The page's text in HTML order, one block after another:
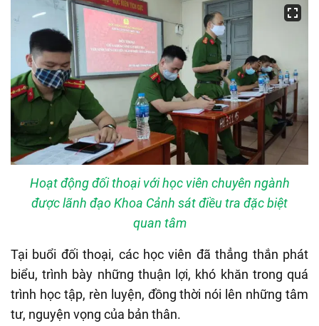
Hoạt động đối thoại với học viên chuyên ngành
được lãnh đạo Khoa Cảnh sát điều tra đặc biệt
quan tâm
Tại buổi đối thoại, các học viên đã thẳng thắn phát
biểu, trình bày những thuận lợi, khó khăn trong quá
trình học tập, rèn luyện, đồng thời nói lên những tâm
tư, nguyện vọng của bản thân.